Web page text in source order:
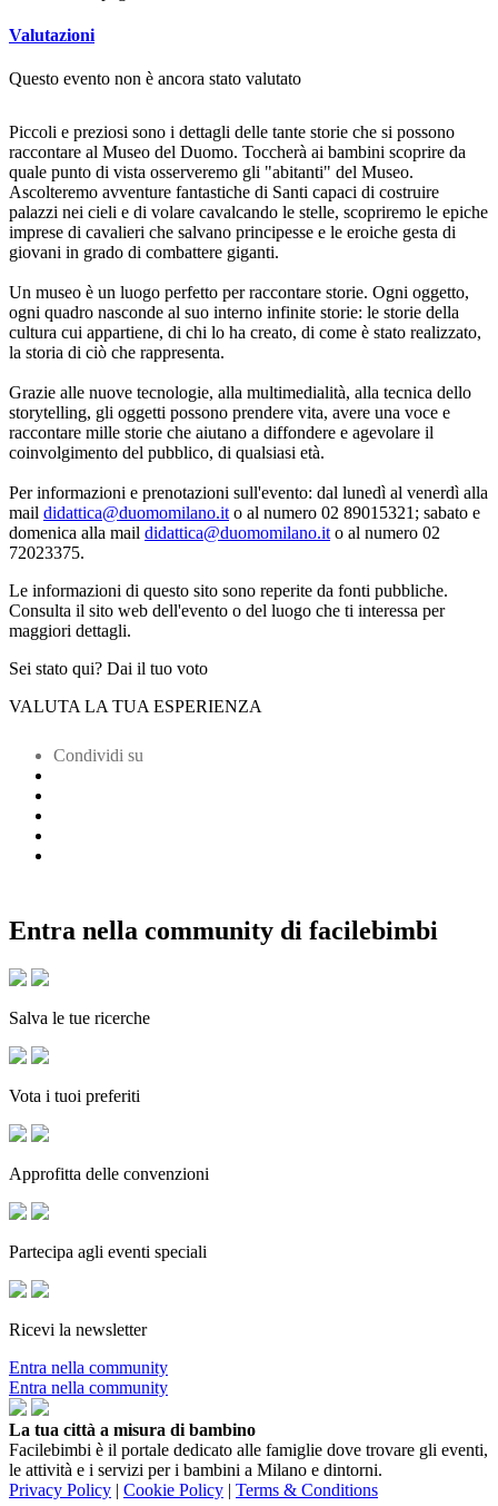
Valutazioni
Questo evento non è ancora stato valutato
Piccoli e preziosi sono i dettagli delle tante storie che si possono
raccontare al Museo del Duomo. Toccherà ai bambini scoprire da
quale punto di vista osserveremo gli "abitanti" del Museo.
Ascolteremo avventure fantastiche di Santi capaci di costruire
palazzi nei cieli e di volare cavalcando le stelle, scopriremo le epiche
imprese di cavalieri che salvano principesse e le eroiche gesta di
giovani in grado di combattere giganti.
Un museo è un luogo perfetto per raccontare storie. Ogni oggetto,
ogni quadro nasconde al suo interno infinite storie: le storie della
cultura cui appartiene, di chi lo ha creato, di come è stato realizzato,
la storia di ciò che rappresenta.
Grazie alle nuove tecnologie, alla multimedialità, alla tecnica dello
storytelling, gli oggetti possono prendere vita, avere una voce e
raccontare mille storie che aiutano a diffondere e agevolare il
coinvolgimento del pubblico, di qualsiasi età.
Per informazioni e prenotazioni sull'evento: dal lunedì al venerdì alla
mail didattica@duomomilano.it o al numero 02 89015321; sabato e
domenica alla mail didattica@duomomilano.it o al numero 02
72023375.
Le informazioni di questo sito sono reperite da fonti pubbliche.
Consulta il sito web dell'evento o del luogo che ti interessa per
maggiori dettagli.
Sei stato qui? Dai il tuo voto
VALUTA LA TUA ESPERIENZA
Condividi su
Entra nella community di facilebimbi
Salva le tue ricerche
Vota i tuoi preferiti
Approfitta delle convenzioni
Partecipa agli eventi speciali
Ricevi la newsletter
Entra nella community
Entra nella community
La tua città a misura di bambino
Facilebimbi è il portale dedicato alle famiglie dove trovare gli eventi,
le attività e i servizi per i bambini a Milano e dintorni.
Privacy Policy | Cookie Policy | Terms & Conditions